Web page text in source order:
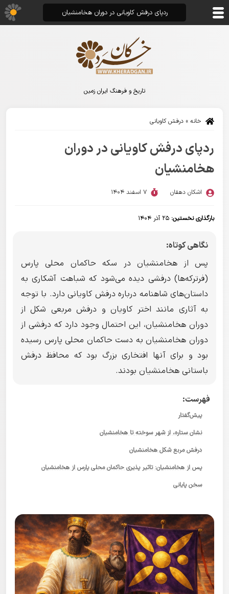
تاریخ و فرهنگ ایران زمین
خانه » درفش کاویانی
ردپای درفش کاویانی در دوران
هخامنشیان
اشکان دهقان 7 اسفند 1404
بارگذاری نخستین: ۲۵ آذر ۱۴۰۴
نگاهی کوتاه:
پس از هخامنشیان در سکه حاکمان محلی پارس
(فرترکه‌ها) درفشی دیده می‌شود که شباهت آشکاری به
داستان‌های شاهنامه درباره درفش کاویانی دارد. با توجه
به آثاری مانند اختر کاویان و درفش مربعی شکل از
دوران هخامنشیان، این احتمال وجود دارد که درفشی از
دوران هخامنشیان به دست حاکمان محلی پارس رسیده
بود و برای آنها افتخاری بزرگ بود که محافظ درفش
باستانی هخامنشیان بودند.
فهرست:
پیش‌گفتار
نشان ستاره، از شهر سوخته تا هخامنشیان
درفش مربع شکل هخامنشیان
پس از هخامنشیان: تاثیر پذیری حاکمان محلی پارس از هخامنشیان
سخن پایانی
ردپای درفش کاویانی در دوران هخامنشیان